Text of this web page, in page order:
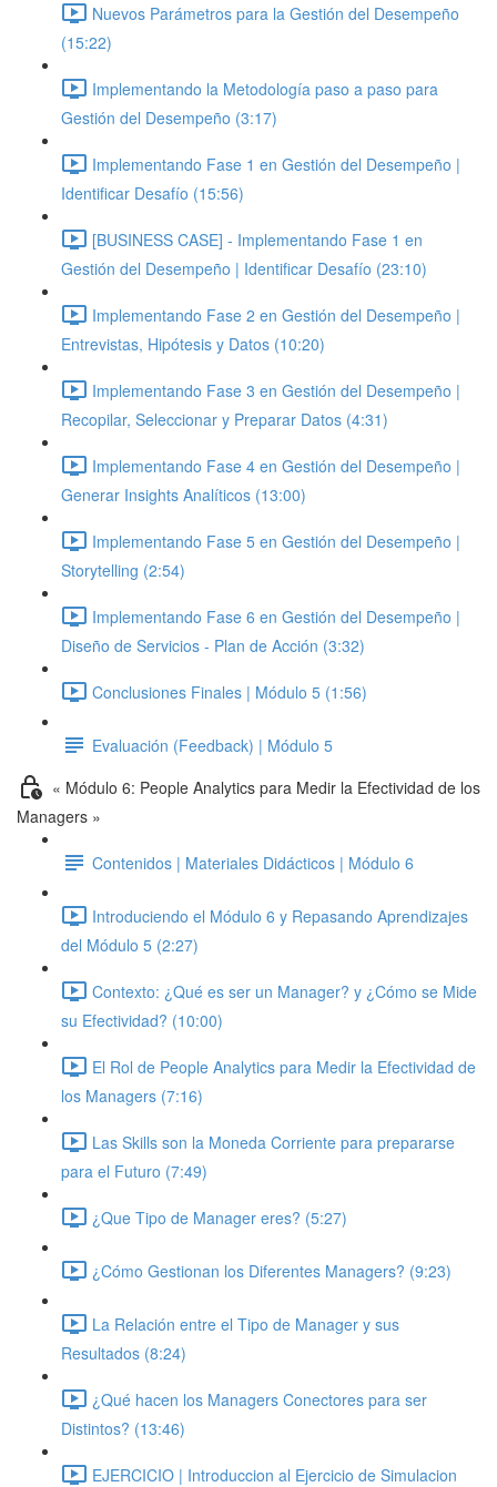
Nuevos Parámetros para la Gestión del Desempeño
(15:22)
Implementando la Metodología paso a paso para
Gestión del Desempeño (3:17)
Implementando Fase 1 en Gestión del Desempeño |
Identificar Desafío (15:56)
[BUSINESS CASE] - Implementando Fase 1 en
Gestión del Desempeño | Identificar Desafío (23:10)
Implementando Fase 2 en Gestión del Desempeño |
Entrevistas, Hipótesis y Datos (10:20)
Implementando Fase 3 en Gestión del Desempeño |
Recopilar, Seleccionar y Preparar Datos (4:31)
Implementando Fase 4 en Gestión del Desempeño |
Generar Insights Analíticos (13:00)
Implementando Fase 5 en Gestión del Desempeño |
Storytelling (2:54)
Implementando Fase 6 en Gestión del Desempeño |
Diseño de Servicios - Plan de Acción (3:32)
Conclusiones Finales | Módulo 5 (1:56)
Evaluación (Feedback) | Módulo 5
« Módulo 6: People Analytics para Medir la Efectividad de los
Managers »
Contenidos | Materiales Didácticos | Módulo 6
Introduciendo el Módulo 6 y Repasando Aprendizajes
del Módulo 5 (2:27)
Contexto: ¿Qué es ser un Manager? y ¿Cómo se Mide
su Efectividad? (10:00)
El Rol de People Analytics para Medir la Efectividad de
los Managers (7:16)
Las Skills son la Moneda Corriente para prepararse
para el Futuro (7:49)
¿Que Tipo de Manager eres? (5:27)
¿Cómo Gestionan los Diferentes Managers? (9:23)
La Relación entre el Tipo de Manager y sus
Resultados (8:24)
¿Qué hacen los Managers Conectores para ser
Distintos? (13:46)
EJERCICIO | Introduccion al Ejercicio de Simulacion